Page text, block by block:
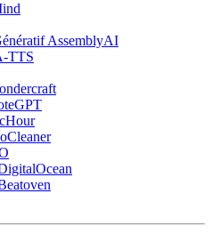
AssemblyAI
TTS